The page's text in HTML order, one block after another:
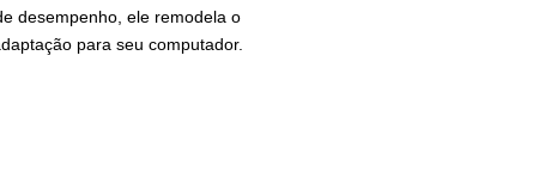
desempenho, ele remodela o
para seu computador.